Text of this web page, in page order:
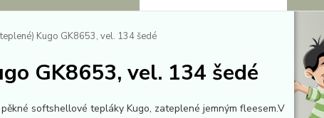
Kugo GK8653, vel. 134 šedé
GK8653, vel. 134 šedé
softshellové tepláky Kugo, zateplené jemným fleesem.V